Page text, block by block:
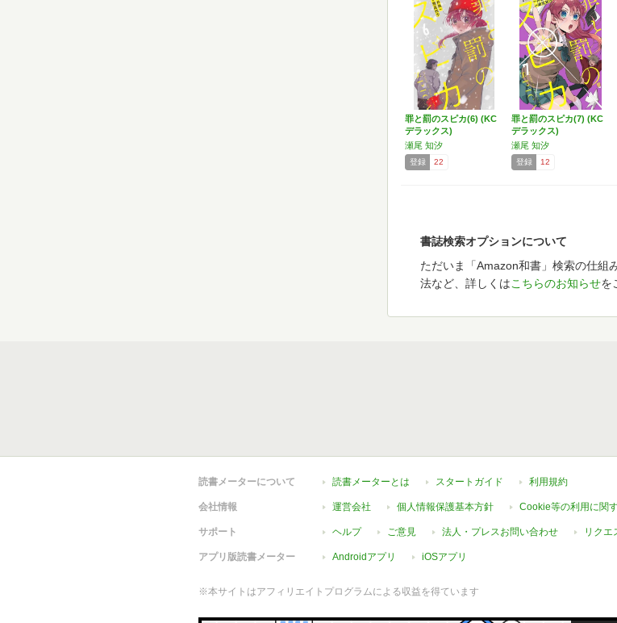
罪と罰のスピカ(6) (KC
デラックス)
瀬尾 知汐
登録 22
罪と罰のスピカ(7) (KC
デラックス)
瀬尾 知汐
登録 12
書誌検索オプションについて
ただいま「Amazon和書」検索の仕組
法など、詳しくはこちらのお知らせを
読書メーターについて 読書メーターとは スタートガイド 利用規約
会社情報 運営会社 個人情報保護基本方針 Cookie等の利用に関
サポート ヘルプ ご意見 法人・プレスお問い合わせ リクエ
アプリ版読書メーター Androidアプリ iOSアプリ
※本サイトはアフィリエイトプログラムによる収益を得ています